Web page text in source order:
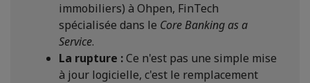
immobiliers) à Ohpen, FinTech
spécialisée dans le Core Banking as a
Service.
La rupture :Ce n'est pas une simple mise
à jour logicielle, c'est le remplacement